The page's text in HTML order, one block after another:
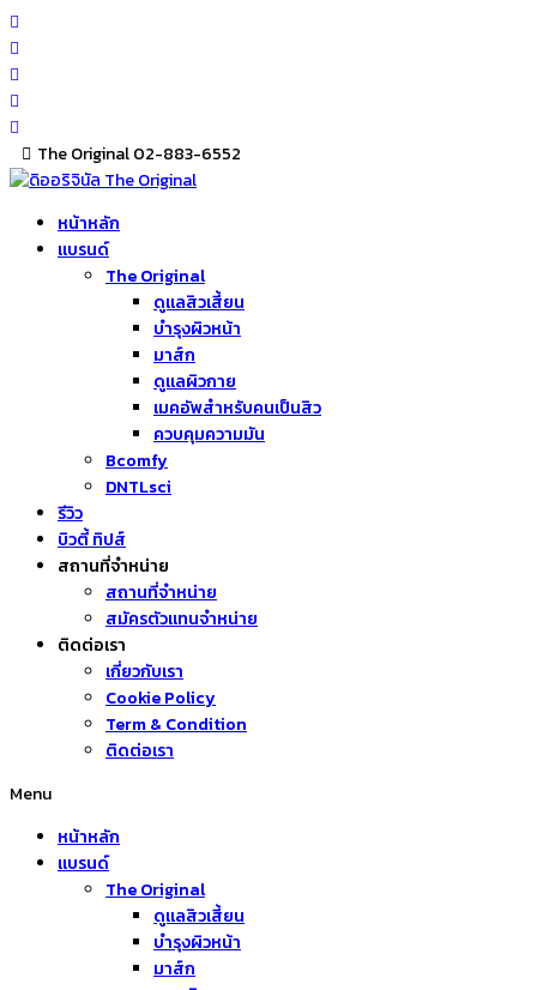
Skip
to
content
The Original 02-883-6552
หน้าหลัก
แบรนด์
The Original
ดูแลสิวเสี้ยน
บำรุงผิวหน้า
มาส์ก
ดูแลผิวกาย
เมคอัพสำหรับคนเป็นสิว
ควบคุมความมัน
Bcomfy
DNTLsci
รีวิว
บิวตี้ ทิปส์
สถานที่จำหน่าย
สถานที่จำหน่าย
สมัครตัวแทนจำหน่าย
ติดต่อเรา
เกี่ยวกับเรา
Cookie Policy
Term & Condition
ติดต่อเรา
Menu
หน้าหลัก
แบรนด์
The Original
ดูแลสิวเสี้ยน
บำรุงผิวหน้า
มาส์ก